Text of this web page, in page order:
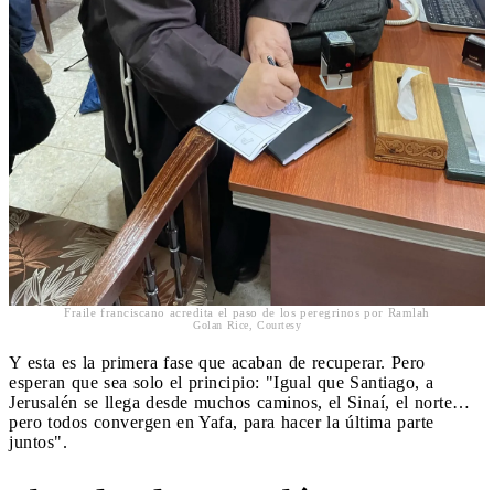
Fraile franciscano acredita el paso de los peregrinos por Ramlah
Golan Rice, Courtesy
Y esta es la primera fase que acaban de recuperar. Pero
esperan que sea solo el principio: "Igual que Santiago, a
Jerusalén se llega desde muchos caminos, el Sinaí, el norte…
pero todos convergen en Yafa, para hacer la última parte
juntos".